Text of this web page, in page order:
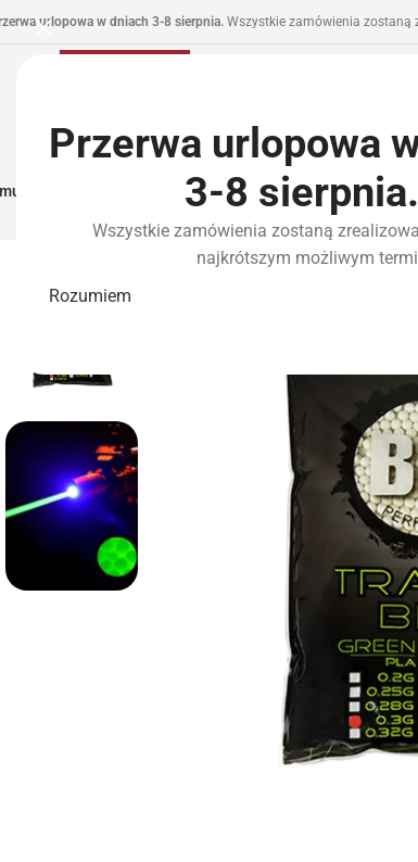
Przerwa urlopowa
3-8 sierpnia.
Wszystkie zamówienia zostaną
najkrótszym możliwym
Rozumiem
urlopowa w dniach 3-8 sierpnia. Wszystkie zamówienia zostaną
I Zasilanie Części I Tuning HPAWyposażenie